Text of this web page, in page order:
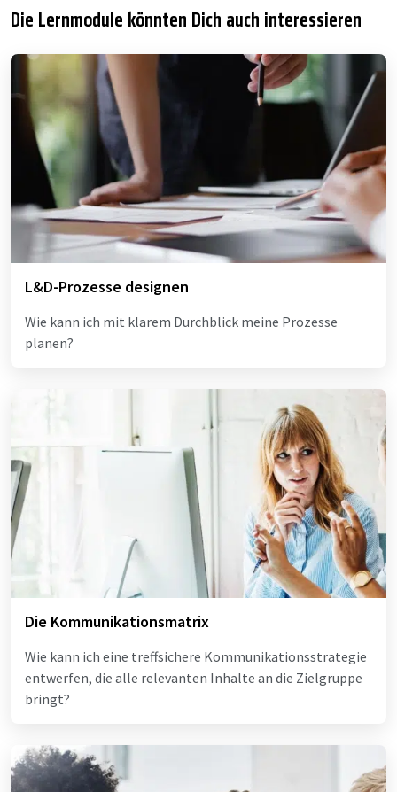
Die Lernmodule könnten Dich auch interessieren
L&D-Prozesse designen
Wie kann ich mit klarem Durchblick meine Prozesse
planen?
Die Kommunikationsmatrix
Wie kann ich eine treffsichere Kommunikationsstrategie
entwerfen, die alle relevanten Inhalte an die Zielgruppe
bringt?